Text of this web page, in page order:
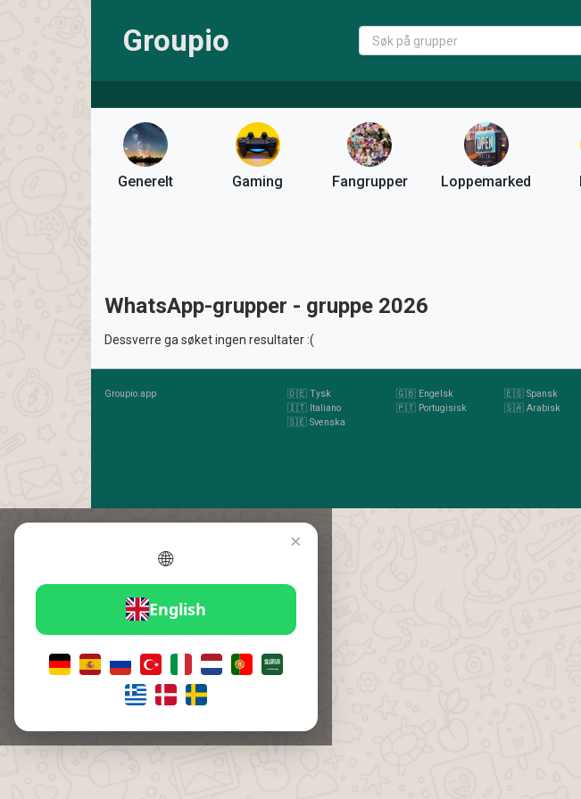
Groupio
Generelt Gaming Fangrupper Loppemarked
WhatsApp-grupper - gruppe 2026
Dessverre ga søket ingen resultater :(
Groupio.app 🇩🇪 Tysk 🇬🇧 Engelsk 🇪🇸 Spansk
🇮🇹 Italiano
🇵🇹 Portugisisk 🇸🇦 Arabisk
🇸🇪 Svenska
×
🌐
English